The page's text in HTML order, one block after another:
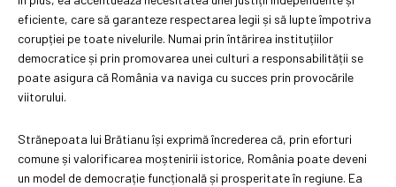
eficiente, care să garanteze respectarea legii și să lupte împotriva
corupției pe toate nivelurile. Numai prin întărirea instituțiilor
democratice și prin promovarea unei culturi a responsabilității se
poate asigura că România va naviga cu succes prin provocările
viitorului.
Strănepoata lui Brătianu își exprimă încrederea că, prin eforturi
comune și valorificarea moștenirii istorice, România poate deveni
un model de democrație funcțională și prosperitate în regiune. Ea